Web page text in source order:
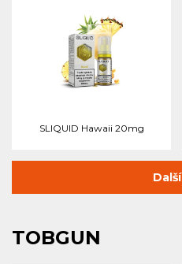
SLIQUID Hawaii 20mg
Další
TOBGUN